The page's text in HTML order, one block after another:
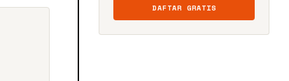
DAFTAR GRATIS